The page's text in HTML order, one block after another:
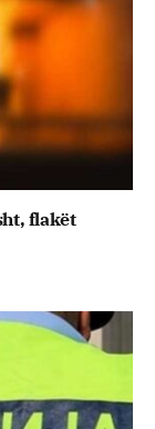
flakët